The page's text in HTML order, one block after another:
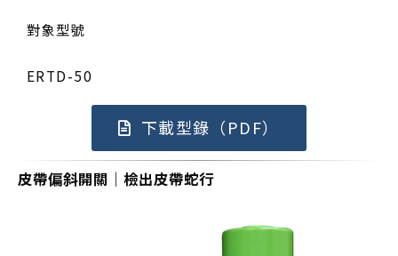
對象型號
ERTD-50
下載型錄（PDF）
皮帶偏斜開關｜檢出皮帶蛇行